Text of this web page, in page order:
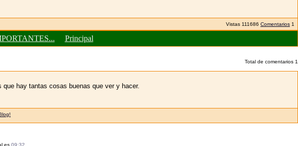
Vistas 111686 Comentarios 1
Principal
Total de comentarios 1
hay tantas cosas buenas que ver y hacer.
es 09:32